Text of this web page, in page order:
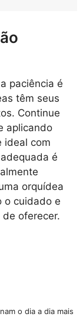
paciência é
têm seus
Continue
aplicando
ideal com
é
orquídea
o cuidado e
oferecer.
o dia a dia mais